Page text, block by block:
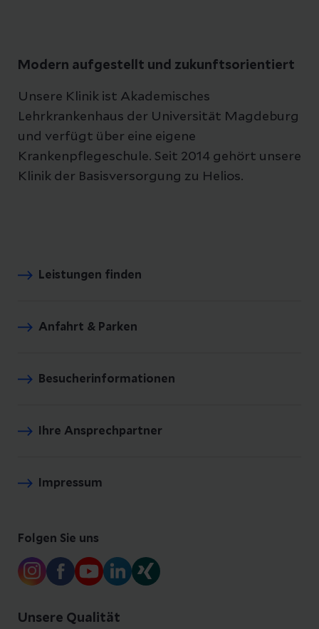
Modern aufgestellt und zukunftsorientiert
Unsere Klinik ist Akademisches
Lehrkrankenhaus der Universität Magdeburg
und verfügt über eine eigene
Krankenpflegeschule. Seit 2014 gehört unsere
Klinik der Basisversorgung zu Helios.
Leistungen finden
Anfahrt & Parken
Besucherinformationen
Ihre Ansprechpartner
Impressum
Folgen Sie uns
Unsere Qualität